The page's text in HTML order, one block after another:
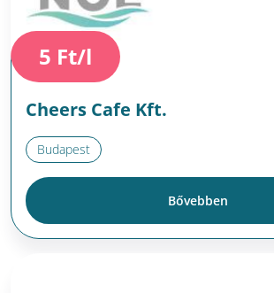
5 Ft/l
Cheers Cafe Kft.
Budapest
Bővebben